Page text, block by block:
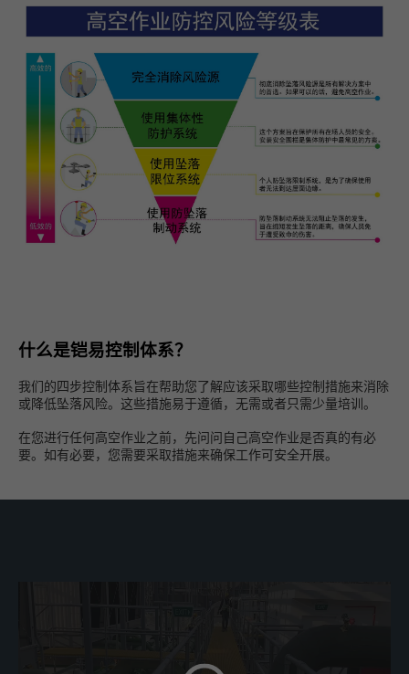
什么是铠易控制体系？
我们的四步控制体系旨在帮助您了解应该采取哪些控制措施来消除
或降低坠落风险。这些措施易于遵循，无需或者只需少量培训。
在您进行任何高空作业之前，先问问自己高空作业是否真的有必
要。如有必要，您需要采取措施来确保工作可安全开展。